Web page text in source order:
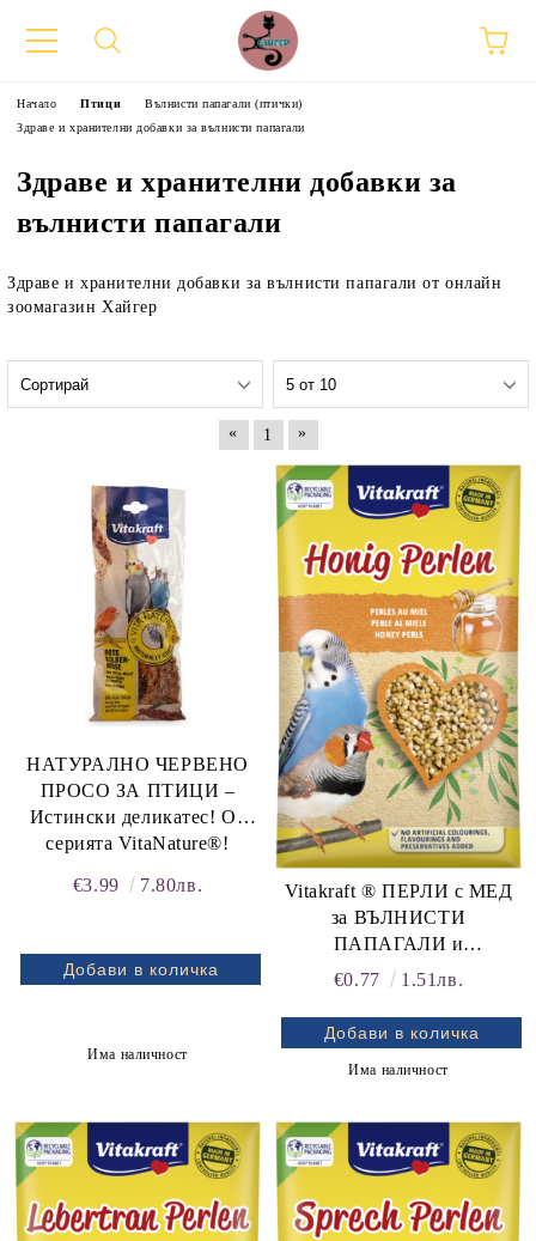
Flatazor,
Начало Птици
Вълнисти папагали (птички)
Здраве и хранителни добавки за вълнисти папагали
Здраве и хранителни добавки за
вълнисти папагали
Здраве и хранителни добавки за вълнисти папагали от онлайн
зоомагазин Хайгер
« 1 »
НАТУРАЛНО ЧЕРВЕНО
ПРОСО ЗА ПТИЦИ –
Истински деликатес! От
серията VitaNature®!
Vitakraft®
€3.99 7.80лв.
Има наличност
Vitakraft ® ПЕРЛИ с МЕД
за ВЪЛНИСТИ
ПАПАГАЛИ и
ЕКЗОТИЧНИ ПТИЦИ (с
€0.77 1.51лв.
Има наличност